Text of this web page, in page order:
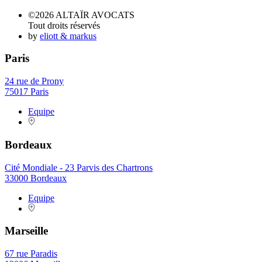
©2026 ALTAÏR AVOCATS
Tout droits réservés
by eliott & markus
Paris
24 rue de Prony
75017 Paris
Equipe
Bordeaux
Cité Mondiale - 23 Parvis des Chartrons
33000 Bordeaux
Equipe
Marseille
67 rue Paradis